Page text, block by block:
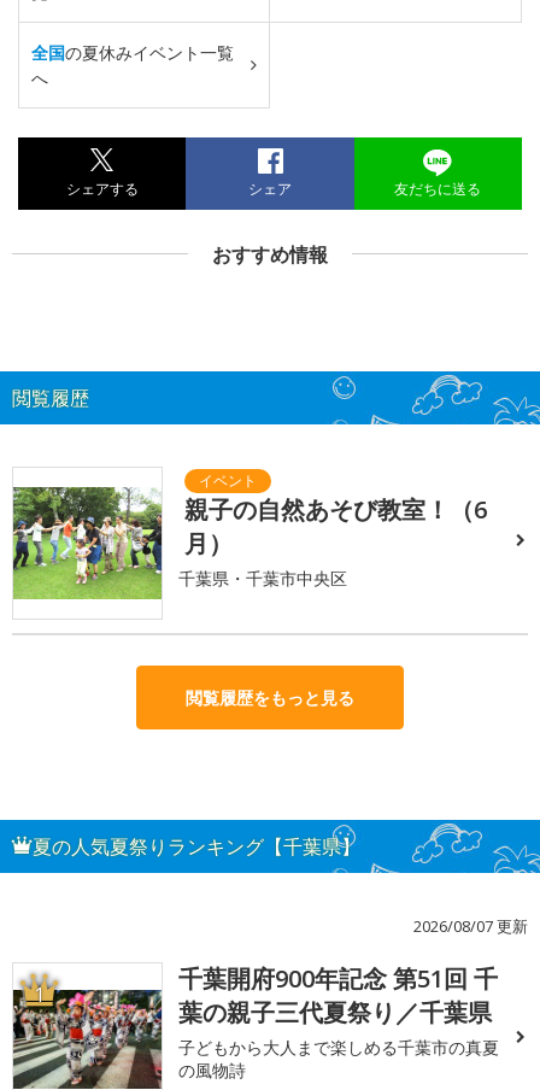
全国の夏休みイベント一覧
へ
シェアする シェア 友だちに送る
おすすめ情報
閲覧履歴
親子の自然あそび教室！（6
月）
千葉県・千葉市中央区
閲覧履歴をもっと見る
夏の人気夏祭りランキング【千葉県】
2026/08/07 更新
1
千葉開府900年記念 第51回 千
葉の親子三代夏祭り／千葉県
子どもから大人まで楽しめる千葉市の真夏
の風物詩